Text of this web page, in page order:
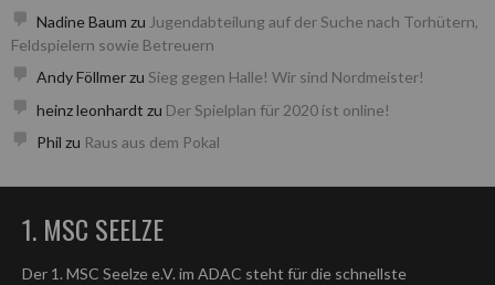
Nadine Baum zu Jugendabteilung auf der Suche nach Torhütern,
Feldspielern sowie Betreuern
Andy Föllmerzu Sieg gegen Halle! Wir sind Nordmeister!
heinz leonhardt zu Der Spielplan für 2020 ist online!
Phil zu Raus aus dem Pokal
1. MSC SEELZE
Der 1. MSC Seelze e.V. im ADAC steht für die schnellste